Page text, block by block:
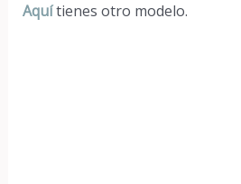
Aquítienes otro modelo.